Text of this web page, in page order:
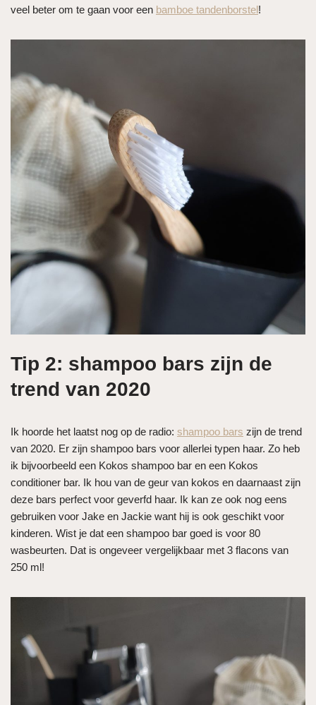
veel beter om te gaan voor een bamboe tandenborstel!
Tip 2: shampoo bars zijn de
trend van 2020
Ik hoorde het laatst nog op de radio: shampoo bars zijn de trend
van 2020. Er zijn shampoo bars voor allerlei typen haar. Zo heb
ik bijvoorbeeld een Kokos shampoo bar en een Kokos
conditioner bar. Ik hou van de geur van kokos en daarnaast zijn
deze bars perfect voor geverfd haar. Ik kan ze ook nog eens
gebruiken voor Jake en Jackie want hij is ook geschikt voor
kinderen. Wist je dat een shampoo bar goed is voor 80
wasbeurten. Dat is ongeveer vergelijkbaar met 3 flacons van
250 ml!